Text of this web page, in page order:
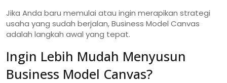
Jika Anda baru memulai atau ingin merapikan strategi
usaha yang sudah berjalan, Business Model Canvas
adalah langkah awal yang tepat.
Ingin Lebih Mudah Menyusun
Business Model Canvas?